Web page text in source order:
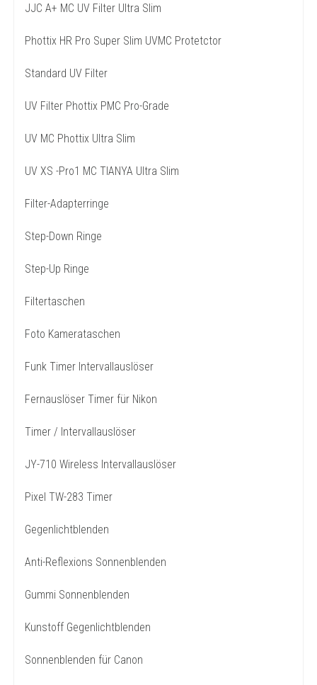
JJC A+ MC UV Filter Ultra Slim
Phottix HR Pro Super Slim UVMC Protetctor
Standard UV Filter
UV Filter Phottix PMC Pro-Grade
UV MC Phottix Ultra Slim
UV XS -Pro1 MC TIANYA Ultra Slim
Filter-Adapterringe
Step-Down Ringe
Step-Up Ringe
Filtertaschen
Foto Kamerataschen
Funk Timer Intervallauslöser
Fernauslöser Timer für Nikon
Timer / Intervallauslöser
JY-710 Wireless Intervallauslöser
Pixel TW-283 Timer
Gegenlichtblenden
Anti-Reflexions Sonnenblenden
Gummi Sonnenblenden
Kunstoff Gegenlichtblenden
Sonnenblenden für Canon